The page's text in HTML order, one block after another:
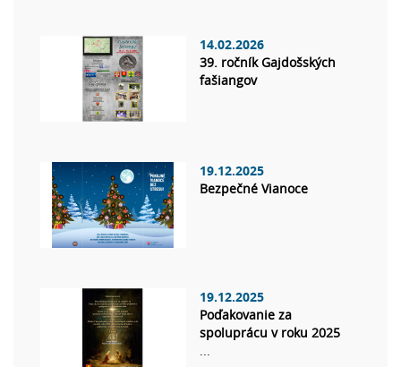
14.02.2026
39. ročník Gajdošských
fašiangov
19.12.2025
Bezpečné Vianoce
19.12.2025
Poďakovanie za
spoluprácu v roku 2025
...